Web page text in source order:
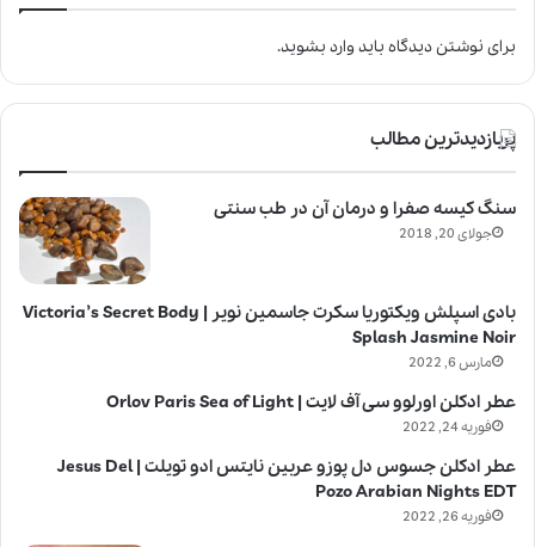
برای نوشتن دیدگاه بایدوارد بشوید.
پربازدیدترین مطالب
سنگ کیسه صفرا و درمان آن در طب سنتی
جولای 20, 2018
بادی اسپلش ویکتوریا سکرت جاسمین نویر | Victoria’s Secret Body
Splash Jasmine Noir
مارس 6, 2022
عطر ادکلن اورلوو سی آف لایت | Orlov Paris Sea of Light
فوریه 24, 2022
عطر ادکلن جسوس دل پوزو عربین نایتس ادو تویلت | Jesus Del
Pozo Arabian Nights EDT
فوریه 26, 2022